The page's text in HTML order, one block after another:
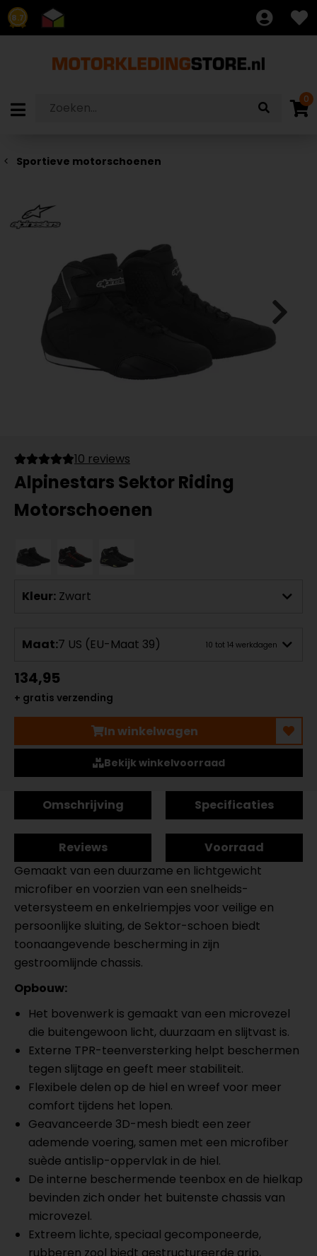
8.7
0
Sportieve motorschoenen
10 reviews
Alpinestars Sektor Riding
Motorschoenen
Kleur: Zwart
Maat:7 US (EU-Maat 39) 10 tot 14 werkdagen
134,95
+ gratis verzending
In winkelwagen
Bekijk winkelvoorraad
Omschrijving Specificaties
Reviews
Voorraad
Gemaakt van een duurzame en lichtgewicht
microfiber en voorzien van een snelheids-
vetersysteem en enkelriempjes voor veilige en
persoonlijke sluiting, de Sektor-schoen biedt
toonaangevende bescherming in zijn
gestroomlijnde chassis.
Opbouw:
Het bovenwerk is gemaakt van een microvezel
die buitengewoon licht, duurzaam en slijtvast is.
Externe TPR-teenversterking helpt beschermen
tegen slijtage en geeft meer stabiliteit.
Flexibele delen op de hiel en wreef voor meer
comfort tijdens het lopen.
Geavanceerde 3D-mesh biedt een zeer
ademende voering, samen met een microfiber
suède antislip-oppervlak in de hiel.
De interne beschermende teenbox en de hielkap
bevinden zich onder het buitenste chassis van
microvezel.
Extreem lichte, speciaal gecomponeerde,